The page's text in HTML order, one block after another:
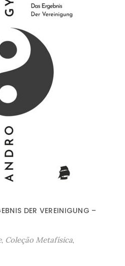
DER VEREINIGUNG –
, Coleção Metafísica,